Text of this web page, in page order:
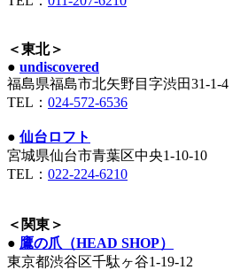
＜東北＞
● undiscovered
福島県福島市北矢野目字渋田31-1-4
TEL： 024-572-6536
● 仙台ロフト
宮城県仙台市青葉区中央1-10-10
TEL： 022-224-6210
＜関東＞
● 鷹の爪（HEAD SHOP）
東京都渋谷区千駄ヶ谷1-19-12